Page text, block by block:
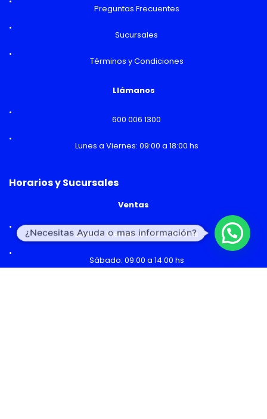
Preguntas Frecuentes
Sucursales
Términos y Condiciones
Llámanos
600 006 1300
Lunes a Viernes: 09:00 a 18:00 hs
Horarios y Sucursales
Ventas
Lunes a Viernes: 09:00 a 19:00 hs
Sábado: 09:00 a 14:00 hs
¿Necesitas Ayuda o mas información?